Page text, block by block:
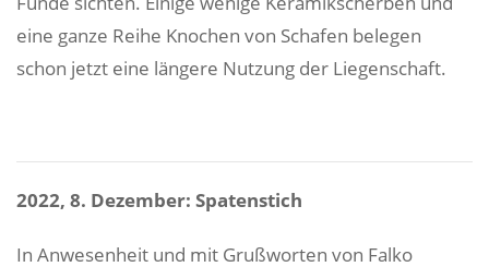
eine ganze Reihe Knochen von Schafen belegen
schon jetzt eine längere Nutzung der Liegenschaft.
2022, 8. Dezember: Spatenstich
In Anwesenheit und mit Grußworten von Falko